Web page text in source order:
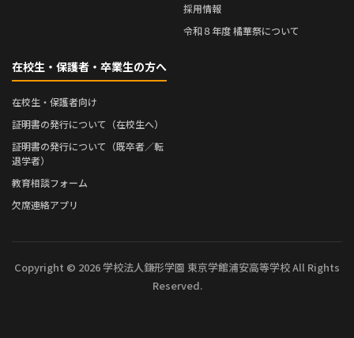
採用情報
令和８年度 橘華祭について
在校生・保護者・卒業生の方へ
在校生・保護者向け
証明書の発行について（在校生へ）
証明書の発行について（既卒者／転
退学者）
教育相談フォーム
欠席連絡アプリ
Copyright © 2026 学校法人鎌形学園 東京学館浦安高等学校 All Rights
Reserved.